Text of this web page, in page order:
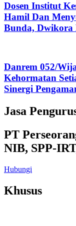
Dosen Institut
Hamil Dan
Bunda, Dwikora
Danrem 052/
Kehormatan
Sinergi
Jasa
PT
NIB, SPP-
Hubungi
Khusus